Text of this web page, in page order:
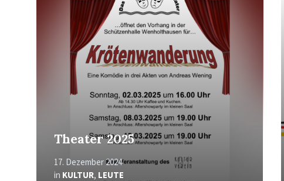
Theater 2025
17. Dezember 2024
in KULTUR, LEUTE